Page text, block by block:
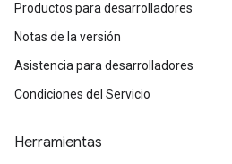
Productos para desarrolladores
Notas de la versión
Asistencia para desarrolladores
Condiciones del Servicio
Herramientas